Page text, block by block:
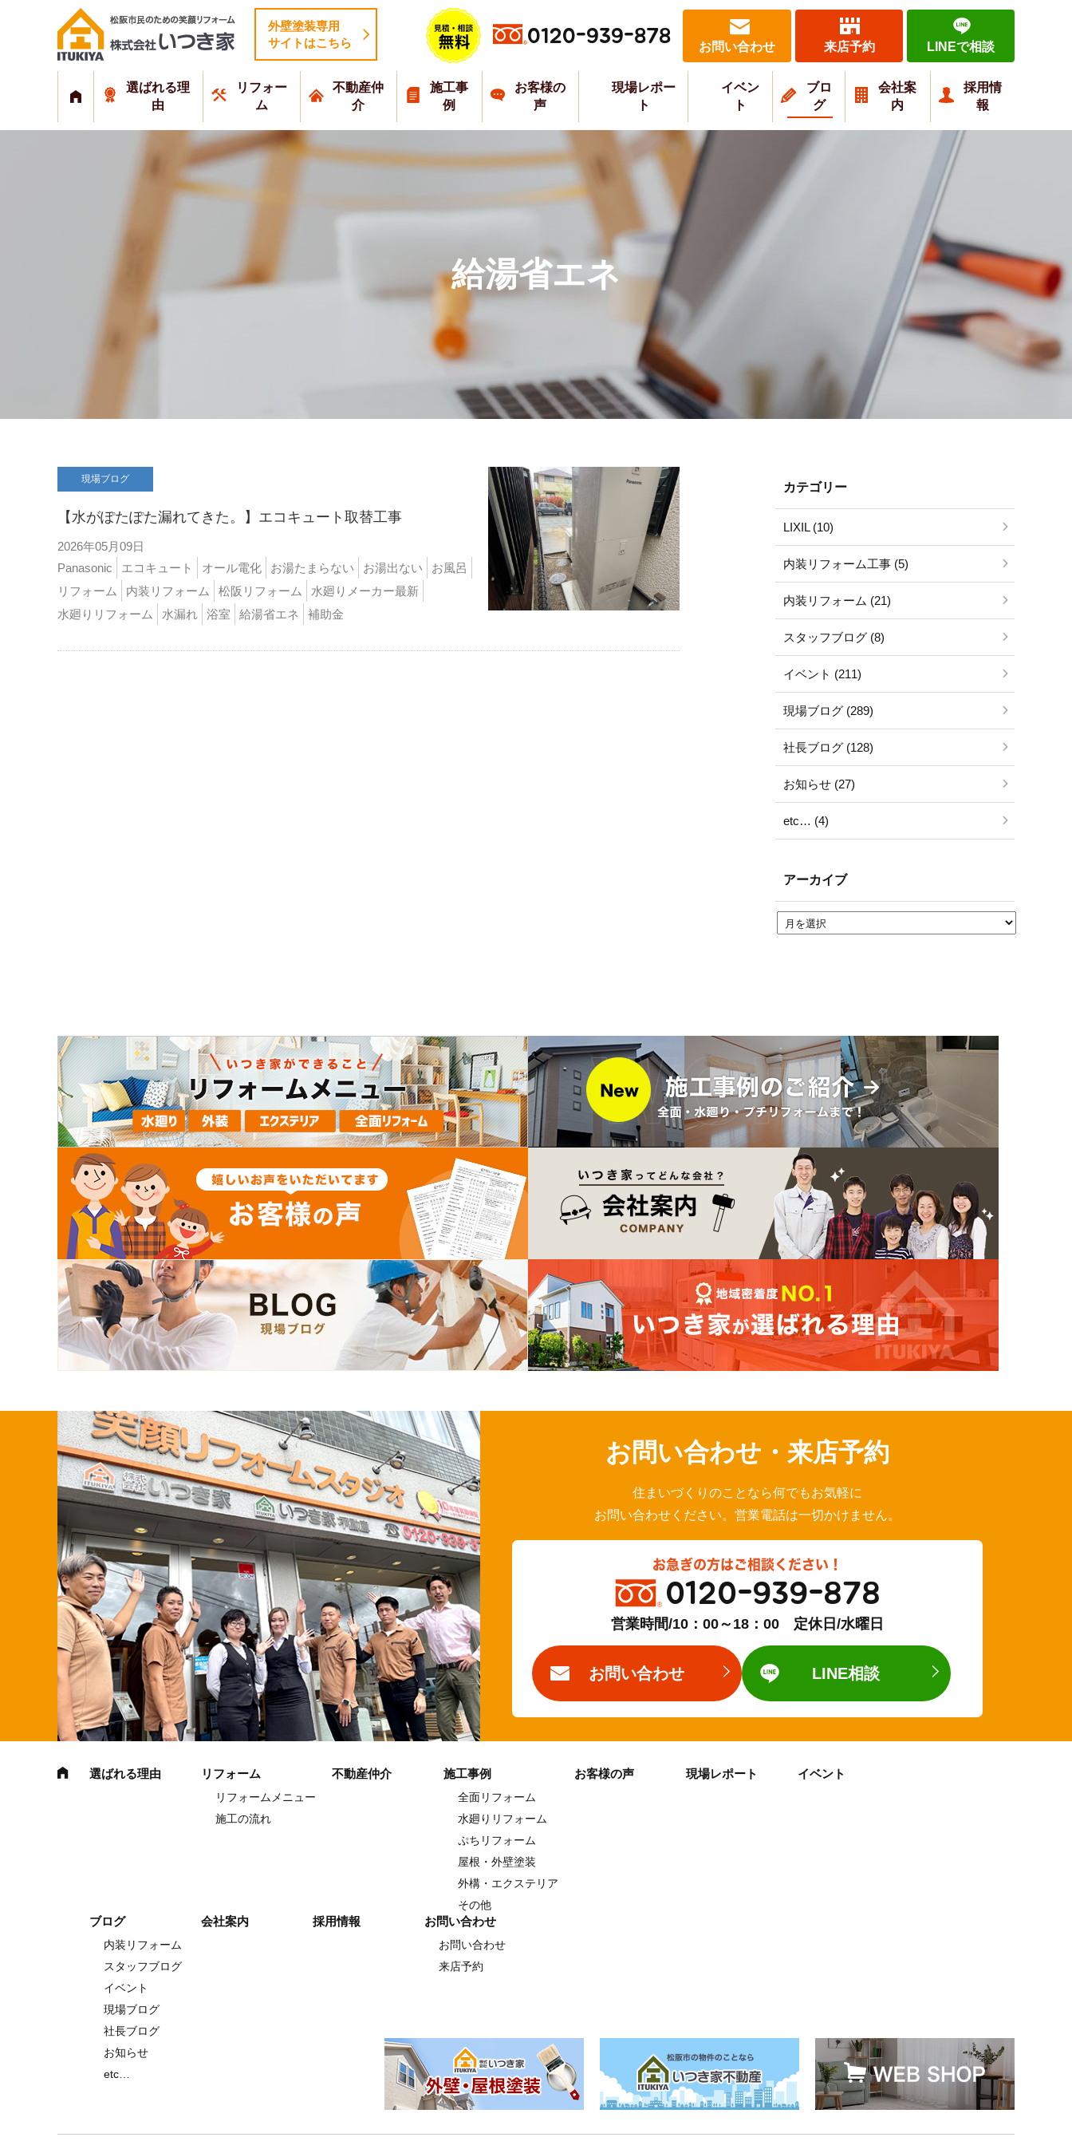
外壁塗装専用
サイトはこちら
0120-939-878 お問い合わせ 来店予約 LINEで相談
選ばれる理
由
リフォー
ム
不動産仲
介
施工事
例
お客様の
声
現場レポー
ト
イベン
ト
ブロ
グ
会社案
内
採用情
報
給湯省エネ
現場ブログ
【水がぽたぽた漏れてきた。】エコキュート取替工事
2026年05月09日
Panasonic
エコキュート オール電化 お湯たまらない お湯出ない
お風呂
リフォーム
内装リフォーム 松阪リフォーム
水廻りメーカー最新
水廻りリフォーム
水漏れ 浴室 給湯省エネ 補助金
カテゴリー
LIXIL (10)
内装リフォーム工事 (5)
内装リフォーム (21)
スタッフブログ (8)
イベント (211)
現場ブログ (289)
社長ブログ (128)
お知らせ (27)
etc… (4)
アーカイブ
お問い合わせ・来店予約
住まいづくりのことなら何でもお気軽に
お問い合わせください。営業電話は一切かけません。
お急ぎの方はご相談ください！
0120-939-878
営業時間/10：00～18：00 定休日/水曜日
お問い合わせ LINE相談
選ばれる理由 リフォーム
リフォームメニュー
施工の流れ
不動産仲介 施工事例
全面リフォーム
水廻りリフォーム
ぷちリフォーム
屋根・外壁塗装
外構・エクステリア
その他
お客様の声 現場レポート イベント
ブログ
内装リフォーム
スタッフブログ
イベント
現場ブログ
社長ブログ
お知らせ
etc…
会社案内 採用情報 お問い合わせ
お問い合わせ
来店予約